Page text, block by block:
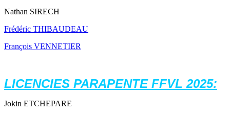
Nathan SIRECH
Frédéric THIBAUDEAU
François VENNETIER
LICENCIES PARAPENTE FFVL 2025:
Jokin ETCHEPARE